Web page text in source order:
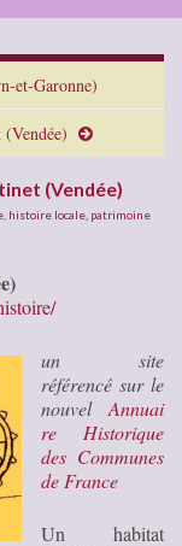
et-Garonne)
(Vendée)
histoire locale patrimoine
un site
référencé sur le
nouvel Annuai
re Historique
des Communes
de France
Un habitat